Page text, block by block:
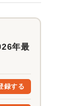
年最
録する